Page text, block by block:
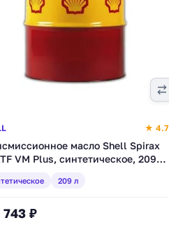
★ 4.7
масло Shell Spirax
VM Plus, синтетическое, 209 л
209 л
743 ₽